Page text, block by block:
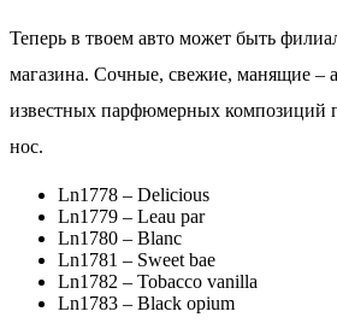
Теперь в твоем авто может быть
магазина. Сочные, свежие, манящие –
известных парфюмерных композиций
нос.
Ln1778 – Delicious
Ln1779 – Leau par
Ln1780 – Blanc
Ln1781 – Sweet bae
Ln1782 – Tobacco vanilla
Ln1783 – Black opium